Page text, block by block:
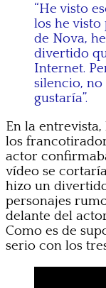
“He visto
los he visto
de Nova,
divertido
Internet.
silencio, no
gustaría”.
En la
los
actor
vídeo se
hizo un
personajes
delante del
Como es de
serio con los